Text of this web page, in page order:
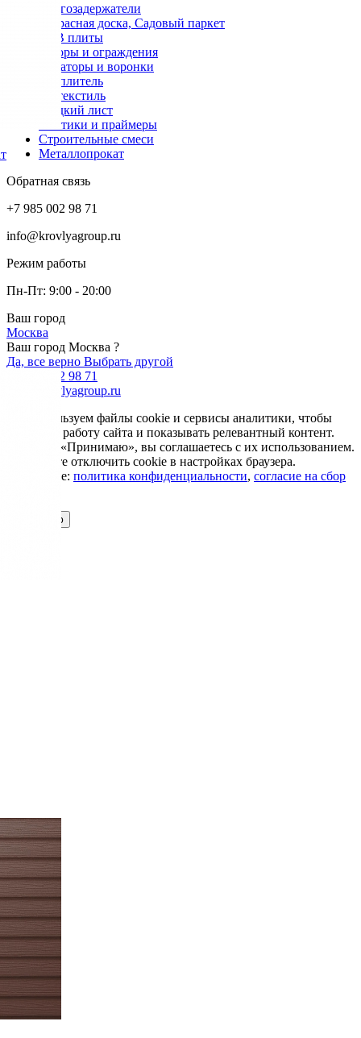
Снегозадержатели
Террасная доска, Садовый паркет
OSB плиты
Заборы и ограждения
Аэраторы и воронки
Утеплитель
Геотекстиль
Гладкий лист
Мастики и праймеры
Строительные смеси
Металлопрокат
Обратная связь
+7 985 002 98 71
info@krovlyagroup.ru
Режим работы
Пн-Пт: 9:00 - 20:00
Ваш город
Москва
Ваш город Москва ?
Да, все верно Выбрать другой
+7 985 002 98 71
info@krovlyagroup.ru
Мы используем файлы cookie и сервисы аналитики, чтобы
улучшить работу сайта и показывать релевантный контент.
Нажимая «Принимаю», вы соглашаетесь с их использованием.
Вы можете отключить cookie в настройках браузера.
Подробнее: политика конфиденциальности, согласие на сбор
Принимаю